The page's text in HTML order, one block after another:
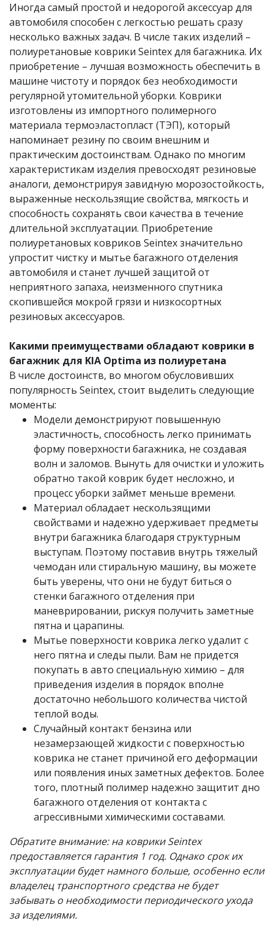
Иногда самый простой и недорогой аксессуар для
автомобиля способен с легкостью решать сразу
несколько важных задач. В числе таких изделий –
полиуретановые коврики Seintex для багажника. Их
приобретение – лучшая возможность обеспечить в
машине чистоту и порядок без необходимости
регулярной утомительной уборки. Коврики
изготовлены из импортного полимерного
материала термоэластопласт (ТЭП), который
напоминает резину по своим внешним и
практическим достоинствам. Однако по многим
характеристикам изделия превосходят резиновые
аналоги, демонстрируя завидную морозостойкость,
выраженные нескользящие свойства, мягкость и
способность сохранять свои качества в течение
длительной эксплуатации. Приобретение
полиуретановых ковриков Seintex значительно
упростит чистку и мытье багажного отделения
автомобиля и станет лучшей защитой от
неприятного запаха, неизменного спутника
скопившейся мокрой грязи и низкосортных
резиновых аксессуаров.
Какими преимуществами обладают коврики в
багажник для KIA Optima из полиуретана
В числе достоинств, во многом обусловивших
популярность Seintex, стоит выделить следующие
моменты:
Модели демонстрируют повышенную
эластичность, способность легко принимать
форму поверхности багажника, не создавая
волн и заломов. Вынуть для очистки и уложить
обратно такой коврик будет несложно, и
процесс уборки займет меньше времени.
Материал обладает нескользящими
свойствами и надежно удерживает предметы
внутри багажника благодаря структурным
выступам. Поэтому поставив внутрь тяжелый
чемодан или стиральную машину, вы можете
быть уверены, что они не будут биться о
стенки багажного отделения при
маневрировании, рискуя получить заметные
пятна и царапины.
Мытье поверхности коврика легко удалит с
него пятна и следы пыли. Вам не придется
покупать в авто специальную химию – для
приведения изделия в порядок вполне
достаточно небольшого количества чистой
теплой воды.
Случайный контакт бензина или
незамерзающей жидкости с поверхностью
коврика не станет причиной его деформации
или появления иных заметных дефектов. Более
того, плотный полимер надежно защитит дно
багажного отделения от контакта с
агрессивными химическими составами.
Обратите внимание: на коврики Seintex
предоставляется гарантия 1 год. Однако срок их
эксплуатации будет намного больше, особенно если
владелец транспортного средства не будет
забывать о необходимости периодического ухода
за изделиями.